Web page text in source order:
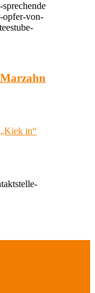
opfer-von-
in“